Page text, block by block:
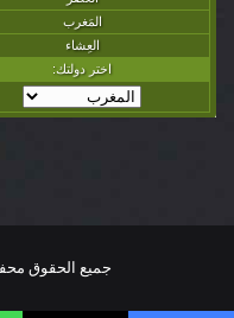
جميع الحقوق